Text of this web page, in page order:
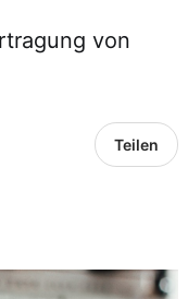
von
Teilen